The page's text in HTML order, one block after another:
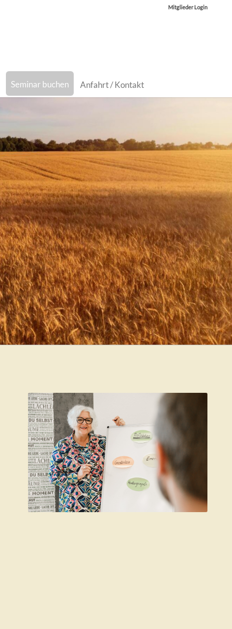
Mitglieder Login
Seminar buchen Anfahrt / Kontakt